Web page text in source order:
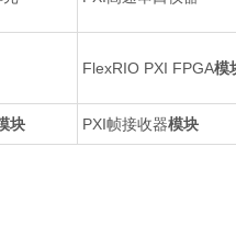
FlexRIO PXI FPGA模
块 PXI帧接收器模块